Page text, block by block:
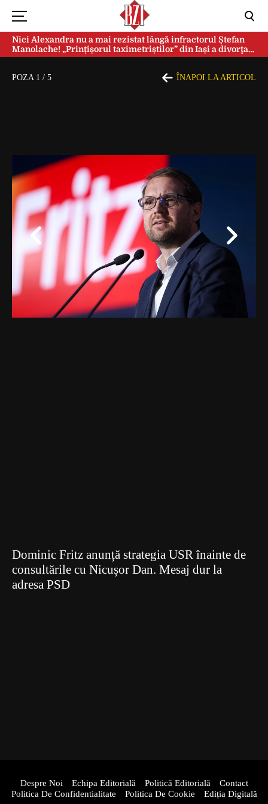
Nici Alexandra nu a mai rezistat lângă infractorul Ștefan
Manolache! „Prințișorul taximetriștilor” din Iași a divorţat
după doi ani de căsnicie
POZA 1 / 5 ÎNAPOI LA ARTICOL
Dominic Fritz anunță strategia USR înainte de
consultările cu Nicușor Dan. Mesaj dur la
adresa PSD
Despre Noi Echipa Editorială Politică Editorială
Contact
Politica De Confidentialitate
Politica De Cookie Ediția Digitală